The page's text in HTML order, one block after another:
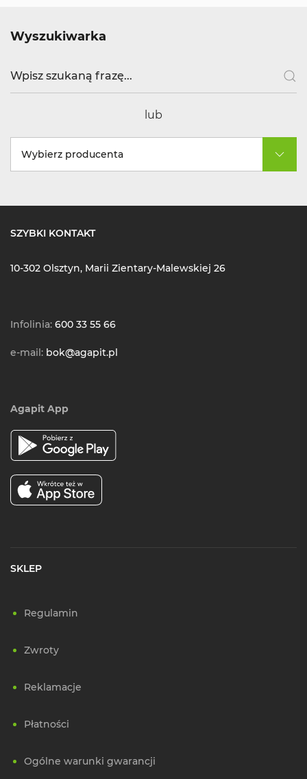
Wyszukiwarka
lub
Wybierz producenta
SZYBKI KONTAKT
10-302 Olsztyn, Marii Zientary-Malewskiej 26
Infolinia: 600 33 55 66
e-mail: bok@agapit.pl
Agapit App
SKLEP
Regulamin
Zwroty
Reklamacje
Płatności
Ogólne warunki gwarancji